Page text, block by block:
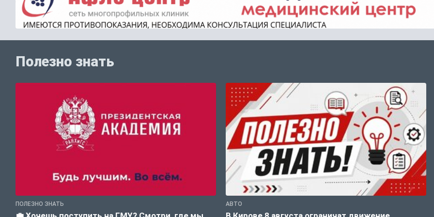
Полезно знать
ПОЛЕЗНО ЗНАТЬ АВТО